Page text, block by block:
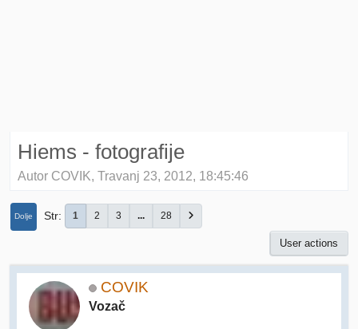
Hiems - fotografije
Autor COVIK, Travanj 23, 2012, 18:45:46
Dolje Str 1 2 3 ... 28
User actions
COVIK
Vozač